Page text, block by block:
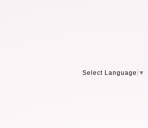
Select Language ▼